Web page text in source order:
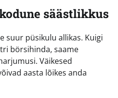
säästlikkus
suur püsikulu allikas. Kuigi
börsihinda, saame
Väikesed
aasta lõikes anda